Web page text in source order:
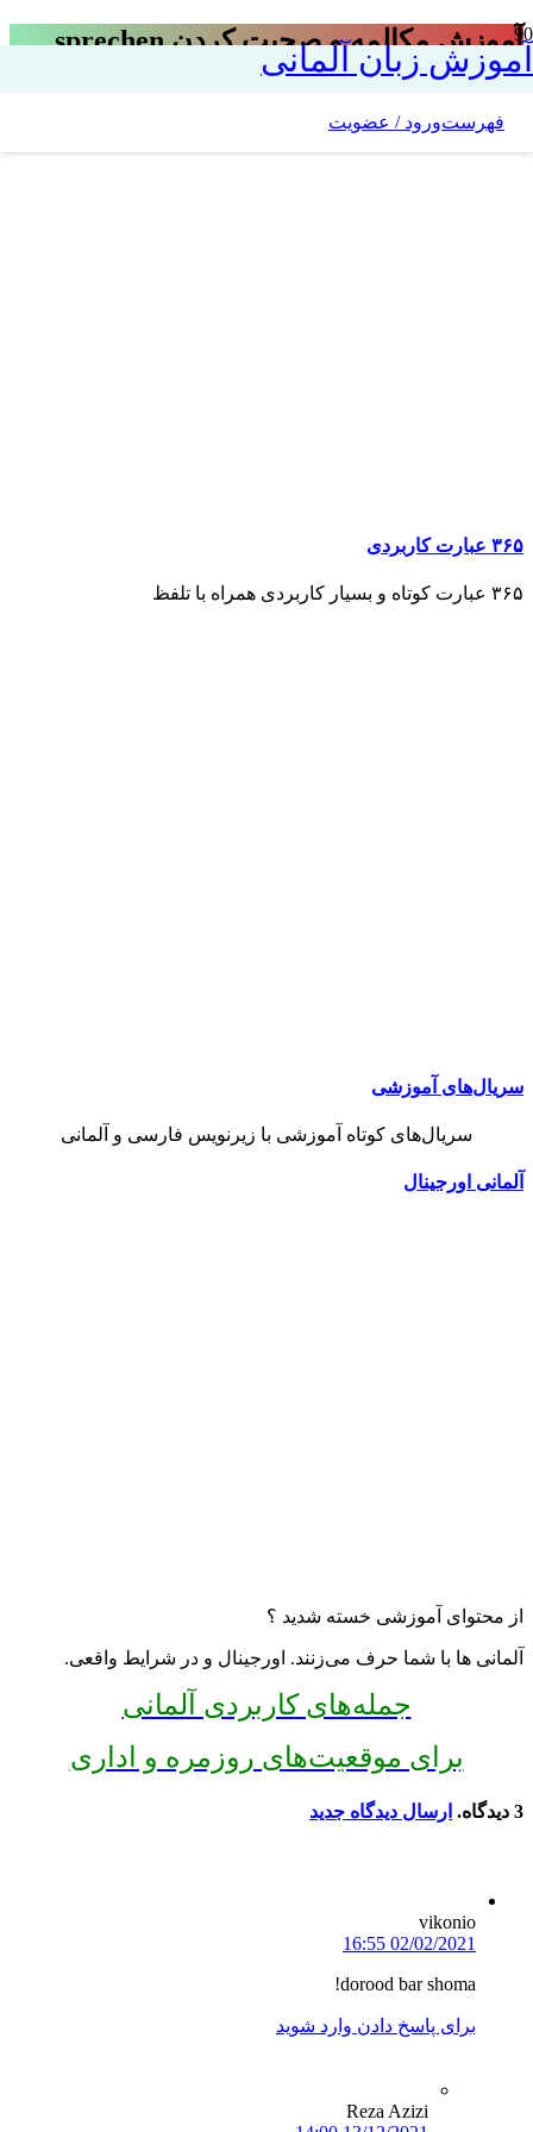
آموزش زبان آلمانی
فهرستورود / عضویت
آموزش مکالمه و صحبت کردن sprechen
۳۶۵ عبارت کاربردی
۳۶۵ عبارت کوتاه و بسیار کاربردی همراه با تلفظ
سریال‌های آموزشی
سریال‌های کوتاه آموزشی با زیرنویس فارسی و آلمانی
آلمانی اورجینال
از محتوای آموزشی خسته شدید ؟
آلمانی ها با شما حرف می‌زنند. اورجینال و در شرایط واقعی.
جمله‌های کاربردی آلمانی
برای موقعیت‌های روزمره و اداری
3 دیدگاه. ارسال دیدگاه جدید
vikonio
02/02/2021 16:55
dorood bar shoma!
برای پاسخ دادن وارد شوید
Reza Azizi